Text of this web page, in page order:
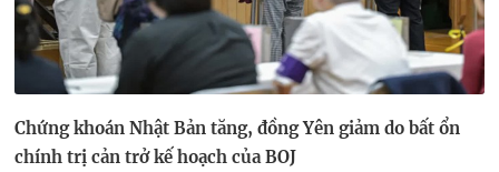
Chứng khoán Nhật Bản tăng, đồng Yên giảm do bất ổn
chính trị cản trở kế hoạch của BOJ